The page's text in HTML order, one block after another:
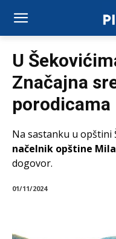
U
Značajna
porodicama
Na sastanku u opštini
načelnik opštine
dogovor.
01/11/2024